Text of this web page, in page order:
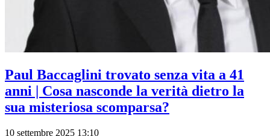
Paul Baccaglini trovato senza vita a 41
anni | Cosa nasconde la verità dietro la
sua misteriosa scomparsa?
10 settembre 2025 13:10